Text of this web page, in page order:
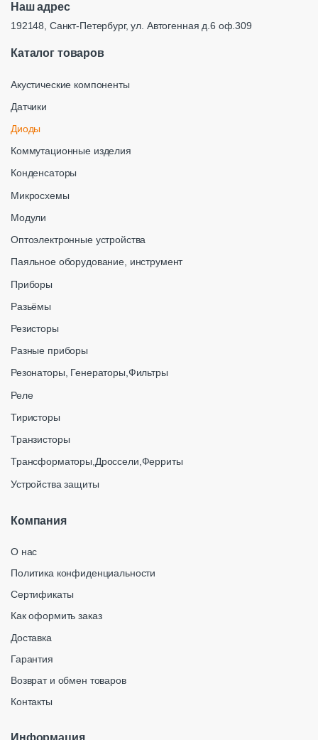
Наш адрес
192148, Санкт-Петербург, ул. Автогенная д.6 оф.309
Каталог товаров
Акустические компоненты
Датчики
Диоды
Коммутационные изделия
Конденсаторы
Микросхемы
Модули
Оптоэлектронные устройства
Паяльное оборудование, инструмент
Приборы
Разьёмы
Резисторы
Разные приборы
Резонаторы, Генераторы,Фильтры
Реле
Тиристоры
Транзисторы
Трансформаторы,Дроссели,Ферриты
Устройства защиты
Компания
О нас
Политика конфиденциальности
Сертификаты
Как оформить заказ
Доставка
Гарантия
Возврат и обмен товаров
Контакты